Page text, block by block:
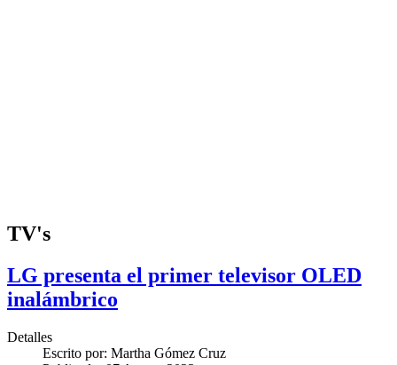
TV's
LG presenta el primer televisor OLED
inalámbrico
Detalles
Escrito por: Martha Gómez Cruz